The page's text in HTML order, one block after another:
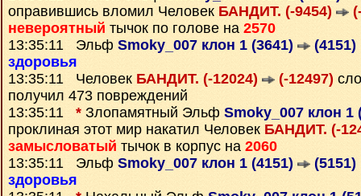
оправившись вломил Человек БАНДИТ. (-9454)
невероятный тычок по голове на 2570
13:35:11 Эльф Smoky_007 клон 1 (3641) (4151)
здоровья
13:35:11 Человек БАНДИТ. (-12024) (-12497)
получил 473 повреждений
13:35:11 * Злопамятный Эльф Smoky_007 клон 1
проклиная этот мир накатил Человек БАНДИТ. (-
замысловатый тычок в корпус на 2060
13:35:11 Эльф Smoky_007 клон 1 (4151) (5151)
здоровья